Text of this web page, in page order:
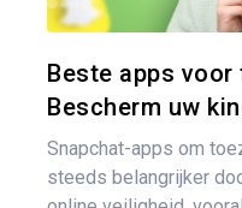
Beste apps
Bescherm uw
Snapchat-apps om
steeds belangrijker